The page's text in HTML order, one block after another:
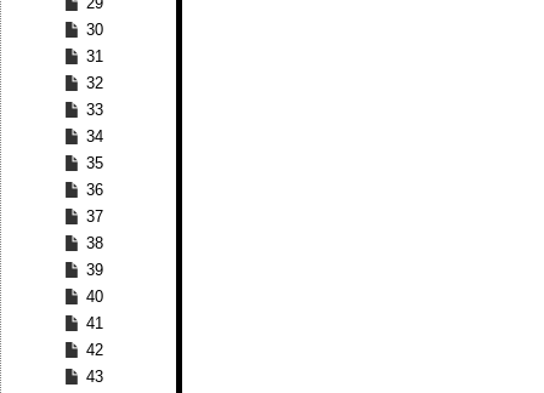
30
31
32
33
34
35
36
37
38
39
40
41
42
43